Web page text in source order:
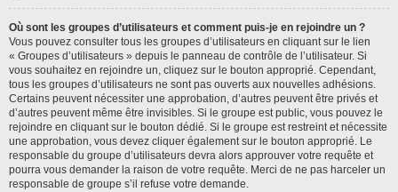
Où sont les groupes d’utilisateurs et comment puis-je en rejoindre un ?
Vous pouvez consulter tous les groupes d’utilisateurs en cliquant sur le lien
« Groupes d’utilisateurs » depuis le panneau de contrôle de l’utilisateur. Si
vous souhaitez en rejoindre un, cliquez sur le bouton approprié. Cependant,
tous les groupes d’utilisateurs ne sont pas ouverts aux nouvelles adhésions.
Certains peuvent nécessiter une approbation, d’autres peuvent être privés et
d’autres peuvent même être invisibles. Si le groupe est public, vous pouvez le
rejoindre en cliquant sur le bouton dédié. Si le groupe est restreint et nécessite
une approbation, vous devez cliquer également sur le bouton approprié. Le
responsable du groupe d’utilisateurs devra alors approuver votre requête et
pourra vous demander la raison de votre requête. Merci de ne pas harceler un
responsable de groupe s’il refuse votre demande.